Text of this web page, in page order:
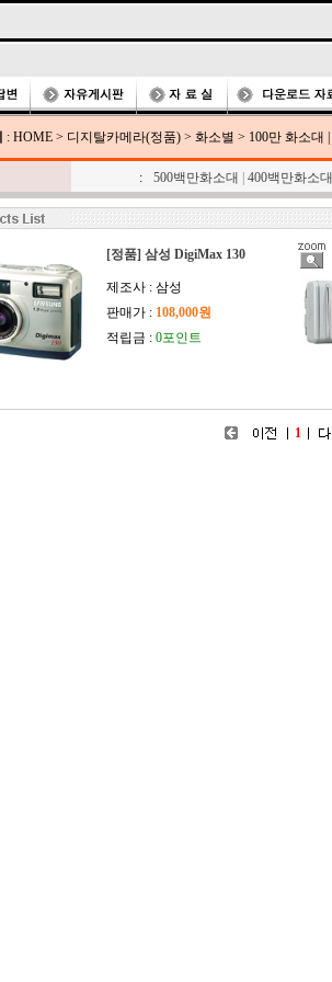
: HOME > 디지탈카메라(정품) > 화소별 > 100만 화소대
: 500백만화소대 400백만화소대
[정품] 삼성 DigiMax 130
제조사 : 삼성
판매가 : 108,000원
적립금 : 0포인트
1